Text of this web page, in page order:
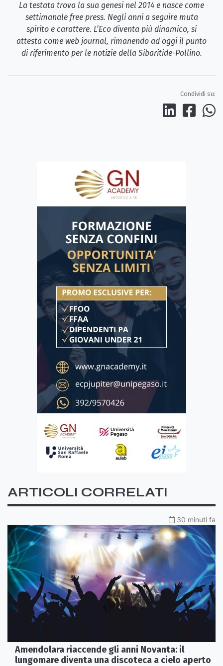
La testata trova la sua genesi nel 2014 e nasce come
settimanale free press. Negli anni a seguire muta
spirito e carattere. L’Eco diventa più dinamico, si
attesta come web journal, rimanendo ad oggi il punto
di riferimento per le notizie della Sibaritide-Pollino.
Condividi su:
ARTICOLI CORRELATI
30 minuti fa
Amendolara riaccende gli anni Novanta: il
lungomare diventa una discoteca a cielo aperto